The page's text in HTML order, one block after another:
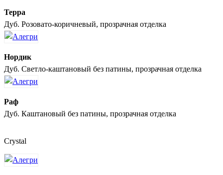
Терра
Дуб. Розовато-коричневый, прозрачная отделка
Нордик
Дуб. Светло-каштановый без патины, прозрачная отделка
Раф
Дуб. Каштановый без патины, прозрачная отделка
Crystal